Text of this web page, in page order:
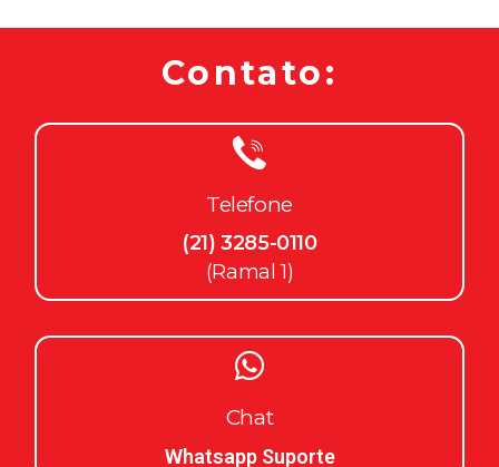
Contato:
Telefone
(21) 3285-0110
(Ramal 1)
Chat
Whatsapp Suporte